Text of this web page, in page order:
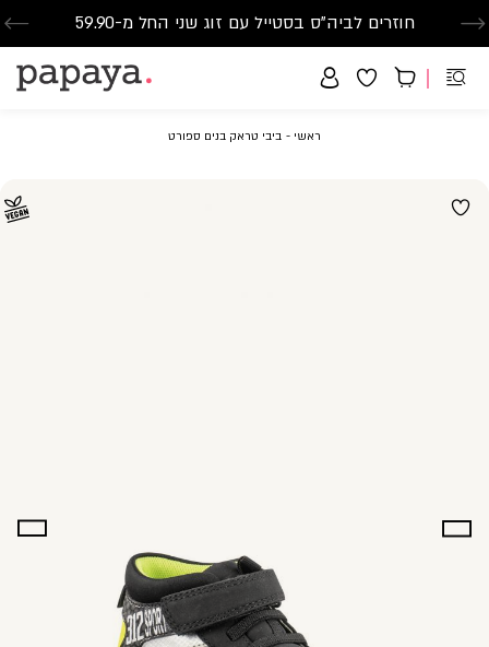
משלוח חינם בקנייה מעל 299₪ | זמני אספקה עד 5 ימי עסקים
חוזרים לביה"ס בסטייל עם זוג שני החל מ-59.90
סנדלים-הזדמנות אחרונה-החל מ-79.90
ראשי ראשי
ביבי טראק בנים ספורטביבי